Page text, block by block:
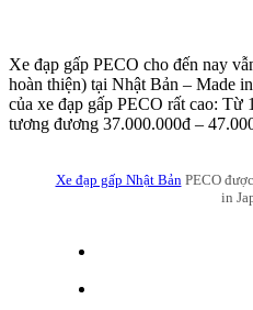
Xe đạp gấp PECO cho đến nay
hoàn thiện) tại Nhật Bản – Made
của xe đạp gấp PECO rất cao: Từ
tương đương 37.000.000đ –
Xe đạp gấp Nhật Bản PECO
in